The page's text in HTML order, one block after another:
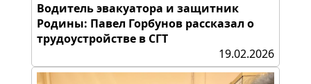
Водитель эвакуатора и защитник
Родины: Павел Горбунов рассказал о
трудоустройстве в СГТ
19.02.2026